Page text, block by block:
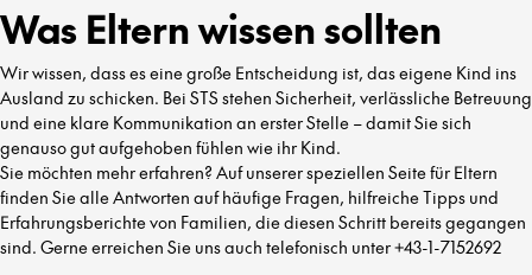
Was Eltern wissen sollten
Wir wissen, dass es eine große Entscheidung ist, das eigene Kind ins
Ausland zu schicken. Bei STS stehen Sicherheit, verlässliche Betreuung
und eine klare Kommunikation an erster Stelle – damit Sie sich
genauso gut aufgehoben fühlen wie ihr Kind.
Sie möchten mehr erfahren? Auf unserer speziellen Seite für Eltern
finden Sie alle Antworten auf häufige Fragen, hilfreiche Tipps und
Erfahrungsberichte von Familien, die diesen Schritt bereits gegangen
sind. Gerne erreichen Sie uns auch telefonisch unter +43-1-7152692